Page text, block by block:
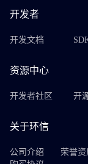
开发者
开发文档
资源中心
开发者社区 开
关于环信
公司介绍 荣誉资